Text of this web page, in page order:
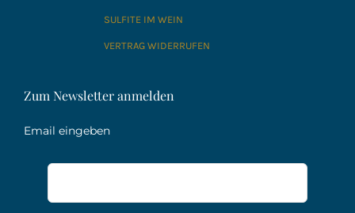
SULFITE IM WEIN
VERTRAG WIDERRUFEN
Zum Newsletter anmelden
Email eingeben